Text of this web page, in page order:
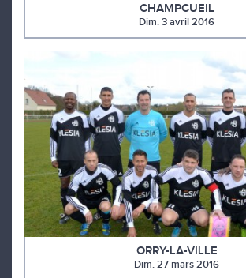
CHAMPCUEIL
Dim. 3 avril 2016
ORRY-LA-VILLE
Dim. 27 mars 2016